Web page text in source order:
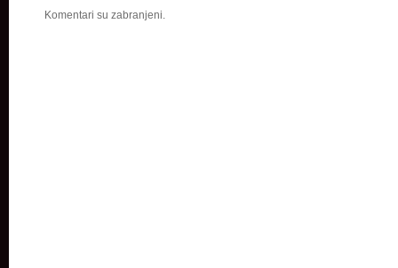
Komentari su zabranjeni.